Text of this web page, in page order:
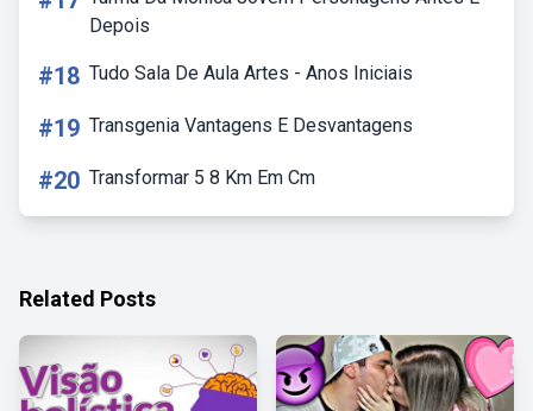
Depois
#18 Tudo Sala De Aula Artes - Anos Iniciais
#19 Transgenia Vantagens E Desvantagens
#20 Transformar 5 8 Km Em Cm
Related Posts